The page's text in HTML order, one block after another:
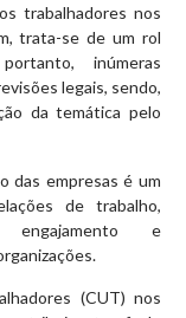
trabalhadores nos
trata-se de um rol
inúmeras
legais, sendo,
da temática pelo
das empresas é um
de trabalho,
engajamento e
(CUT) nos